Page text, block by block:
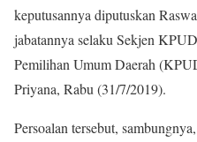
keputusannya diputuskan
jabatannya selaku Sekjen
Pemilihan Umum Daerah
Priyana, Rabu (31/7/2019).
Persoalan tersebut,